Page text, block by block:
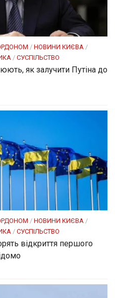
/ НОВИНИ КИЄВА /
/ СУСПІЛЬСТВО
як залучити Путіна до
/ НОВИНИ КИЄВА /
/ СУСПІЛЬСТВО
відкриття першого